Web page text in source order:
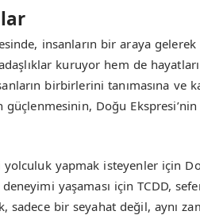
insanların bir araya
kuruyor hem de
birbirlerini tanımasına ve
güçlenmesinin, Doğu
yapmak isteyenler için
yaşaması için TCDD,
sadece bir seyahat değil, aynı